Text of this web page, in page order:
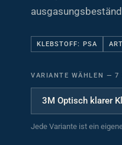
VARIANTE WÄHLEN
Jede Variante ist ein